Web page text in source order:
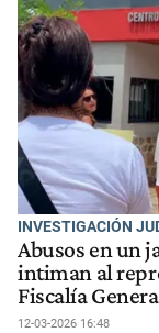
INVESTIGACIÓN
Abusos en un
intiman al
Fiscalía
12-03-2026 16:48